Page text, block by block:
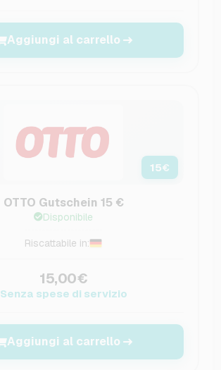
Aggiungi al carrello
15€
OTTO Gutschein 15 €
Disponibile
Riscattabile in:
15,00€
Senza spese di servizio
Aggiungi al carrello